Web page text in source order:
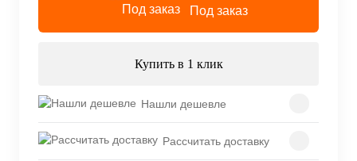
Под заказ
Купить в 1 клик
Нашли дешевле
Рассчитать доставку